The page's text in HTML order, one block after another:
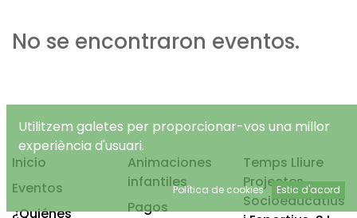
No se encontraron eventos.
Inicio
Eventos
¿Quiénes
Animaciones
infantiles
Pagos
Temps Lliure
Projectes
Socioeducatius
Utilitzem galetes per proporcionar-vos una millor
experiència d'usuari.
Política de cookies Estic d'acord